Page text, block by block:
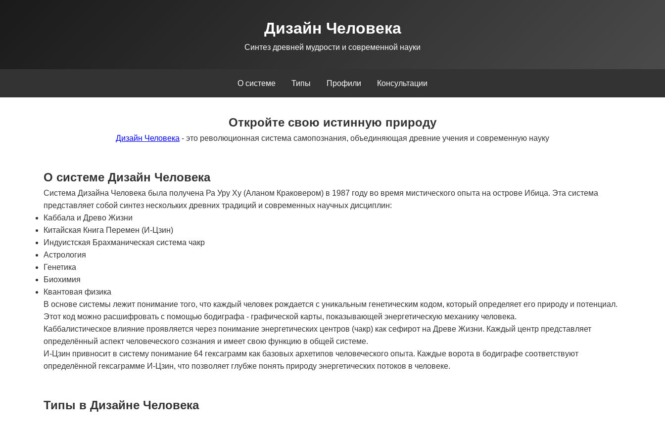
Дизайн Человека
Синтез древней мудрости и современной науки
О системе Типы Профили Консультации
Откройте свою истинную природу
Дизайн Человека - это революционная система самопознания, объединяющая древние учения и современную науку
О системе Дизайн Человека
Система Дизайна Человека была получена Ра Уру Ху (Аланом Краковером) в 1987 году во время мистического опыта на острове Ибица. Эта система
представляет собой синтез нескольких древних традиций и современных научных дисциплин:
Каббала и Древо Жизни
Китайская Книга Перемен (И-Цзин)
Индуистская Брахманическая система чакр
Астрология
Генетика
Биохимия
Квантовая физика
В основе системы лежит понимание того, что каждый человек рождается с уникальным генетическим кодом, который определяет его природу и потенциал.
Этот код можно расшифровать с помощью бодиграфа - графической карты, показывающей энергетическую механику человека.
Каббалистическое влияние проявляется через понимание энергетических центров (чакр) как сефирот на Древе Жизни. Каждый центр представляет
определённый аспект человеческого сознания и имеет свою функцию в общей системе.
И-Цзин привносит в систему понимание 64 гексаграмм как базовых архетипов человеческого опыта. Каждые ворота в бодиграфе соответствуют
определённой гексаграмме И-Цзин, что позволяет глубже понять природу энергетических потоков в человеке.
Типы в Дизайне Человека